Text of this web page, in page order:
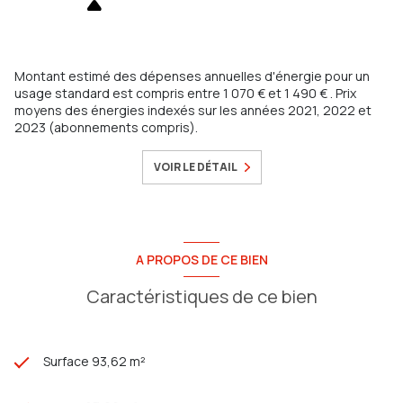
Montant estimé des dépenses annuelles d'énergie pour un
usage standard est compris entre 1 070 € et 1 490 € . Prix
moyens des énergies indexés sur les années 2021, 2022 et
2023 (abonnements compris).
VOIR LE DÉTAIL
A PROPOS DE CE BIEN
Caractéristiques de ce bien
Surface 93,62 m²